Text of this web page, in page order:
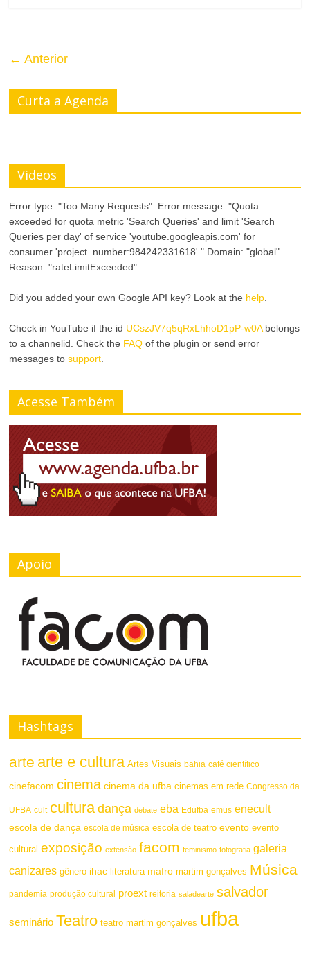
← Anterior
Curta a Agenda
Videos
Error type: "Too Many Requests". Error message: "Quota
exceeded for quota metric 'Search Queries' and limit 'Search
Queries per day' of service 'youtube.googleapis.com' for
consumer 'project_number:984242331618'." Domain: "global".
Reason: "rateLimitExceeded".
Did you added your own Google API key? Look at the help
Check in YouTube if the id UCszJV7q5qRxLhhoD1pP-w0Abelongs
to a channelid. Check the FAQ of the plugin or send error
messages tosupport
Acesse Também
Apoio
Hashtags
arte arte e cultura Artes Visuais bahia café científico
cinefacom cinema cinema da ufba cinemas em rede Congresso da
UFBA cult cultura dança debate eba Edufba emus enecult
escola de dança escola de música escola de teatro evento evento
cultural exposição extensão facom feminismo fotografia galeria
canizares gênero ihac literatura mafro martim gonçalves Música
pandemia produção cultural proext reitoria saladearte salvador
seminário Teatro teatro martim gonçalves ufba